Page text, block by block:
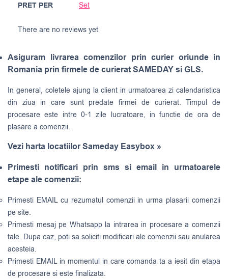
PRET PER Set
There are no reviews yet
Asiguram livrarea comenzilor prin curier oriunde in
Romania prin firmele de curierat SAMEDAY si GLS.
In general, coletele ajung la client in urmatoarea zi calendaristica
din ziua in care sunt predate firmei de curierat. Timpul de
procesare este intre 0-1 zile lucratoare, in functie de ora de
plasare a comenzii.
Vezi harta locatiilor Sameday Easybox »
Primesti notificari prin sms si email in urmatoarele
etape ale comenzii:
Primesti EMAIL cu rezumatul comenzii in urma plasarii comenzii
pe site.
Primesti mesaj pe Whatsapp la intrarea in procesare a comenzii
tale. Dupa caz, poti sa soliciti modificari ale comenzii sau anularea
acesteia.
Primesti EMAIL in momentul in care comanda ta a iesit din etapa
de procesare si este finalizata.